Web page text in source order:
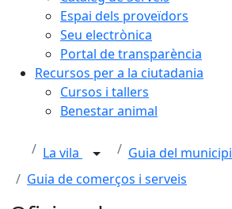
Espai dels proveïdors
Seu electrònica
Portal de transparència
Recursos per a la ciutadania
Cursos i tallers
Benestar animal
La vila
Guia del municipi
Guia de comerços i serveis